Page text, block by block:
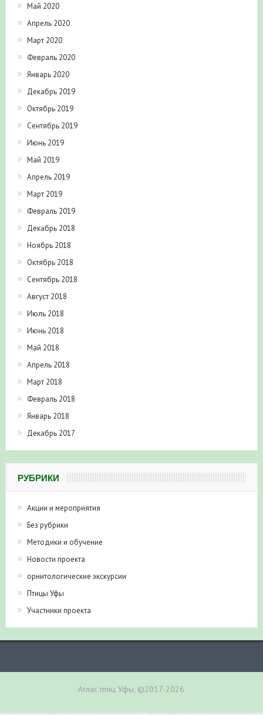
Май 2020
Апрель 2020
Март 2020
Февраль 2020
Январь 2020
Декабрь 2019
Октябрь 2019
Сентябрь 2019
Июнь 2019
Май 2019
Апрель 2019
Март 2019
Февраль 2019
Декабрь 2018
Ноябрь 2018
Октябрь 2018
Сентябрь 2018
Август 2018
Июль 2018
Июнь 2018
Май 2018
Апрель 2018
Март 2018
Февраль 2018
Январь 2018
Декабрь 2017
РУБРИКИ
Акции и мероприятия
Без рубрики
Методики и обучение
Новости проекта
орнитологические экскурсии
Птицы Уфы
Участники проекта
Атлас птиц Уфы, ©2017-2026